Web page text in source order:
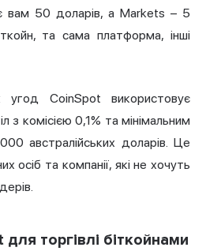
вам 50 доларів, а Markets – 5
та сама платформа, інші
угод CoinSpot використовує
з комісією 0,1% та мінімальним
австралійських доларів. Це
осіб та компанії, які не хочуть
для торгівлі біткойнами